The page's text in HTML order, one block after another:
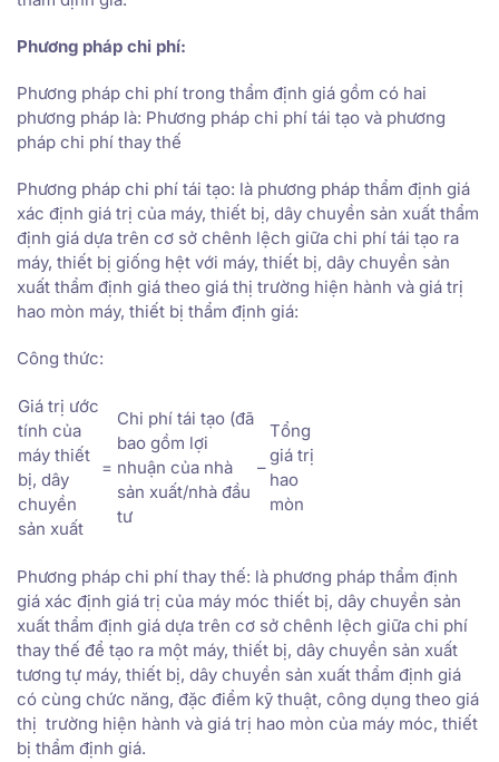
Phương pháp chi phí:
Phương pháp chi phí trong thẩm định giá gồm có hai
phương pháp là: Phương pháp chi phí tái tạo và phương
pháp chi phí thay thế
Phương pháp chi phí tái tạo: là phương pháp thẩm định giá
xác định giá trị của máy, thiết bị, dây chuyền sản xuất thẩm
định giá dựa trên cơ sở chênh lệch giữa chi phí tái tạo ra
máy, thiết bị giống hệt với máy, thiết bị, dây chuyền sản
xuất thẩm định giá theo giá thị trường hiện hành và giá trị
hao mòn máy, thiết bị thẩm định giá:
Công thức:
Giá trị ước
tính của
máy thiết
bị, dây
chuyền
sản xuất
=
Chi phí tái tạo (đã
bao gồm lợi
nhuận của nhà
sản xuất/nhà đầu
tư
–
Tổng
giá trị
hao
mòn
Phương pháp chi phí thay thế: là phương pháp thẩm định
giá xác định giá trị của máy móc thiết bị, dây chuyền sản
xuất thẩm định giá dựa trên cơ sở chênh lệch giữa chi phí
thay thế để tạo ra một máy, thiết bị, dây chuyền sản xuất
tương tự máy, thiết bị, dây chuyền sản xuất thẩm định giá
có cùng chức năng, đặc điểm kỹ thuật, công dụng theo giá
thị trường hiện hành và giá trị hao mòn của máy móc, thiết
bị thẩm định giá.